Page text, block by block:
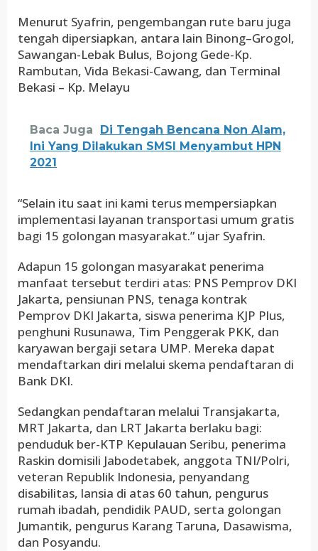
Menurut Syafrin, pengembangan rute baru juga
tengah dipersiapkan, antara lain Binong–Grogol,
Sawangan-Lebak Bulus, Bojong Gede-Kp.
Rambutan, Vida Bekasi-Cawang, dan Terminal
Bekasi – Kp. Melayu
Baca Juga
Di Tengah Bencana Non Alam,
Ini Yang Dilakukan SMSI Menyambut HPN
2021
“Selain itu saat ini kami terus mempersiapkan
implementasi layanan transportasi umum gratis
bagi 15 golongan masyarakat.” ujar Syafrin.
Adapun 15 golongan masyarakat penerima
manfaat tersebut terdiri atas: PNS Pemprov DKI
Jakarta, pensiunan PNS, tenaga kontrak
Pemprov DKI Jakarta, siswa penerima KJP Plus,
penghuni Rusunawa, Tim Penggerak PKK, dan
karyawan bergaji setara UMP. Mereka dapat
mendaftarkan diri melalui skema pendaftaran di
Bank DKI.
Sedangkan pendaftaran melalui Transjakarta,
MRT Jakarta, dan LRT Jakarta berlaku bagi:
penduduk ber-KTP Kepulauan Seribu, penerima
Raskin domisili Jabodetabek, anggota TNI/Polri,
veteran Republik Indonesia, penyandang
disabilitas, lansia di atas 60 tahun, pengurus
rumah ibadah, pendidik PAUD, serta golongan
Jumantik, pengurus Karang Taruna, Dasawisma,
dan Posyandu.